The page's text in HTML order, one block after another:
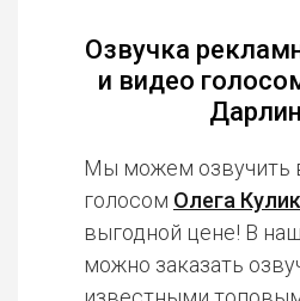
Озвучка
и видео
Мы можем озвучить
голосом Олега
выгодной цене! В
можно заказать